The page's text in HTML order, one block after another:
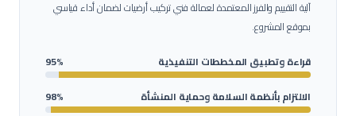
آلية التقييم والفرز المعتمدة لعمالةفني تركيب أرضياتلضمان أداء قياسي
بموقع المشروع.
قراءة وتطبيق المخططات التنفيذية
95%
الالتزام بأنظمة السلامة وحماية المنشأة
98%